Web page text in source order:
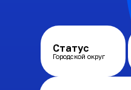
Статус
Городской округ